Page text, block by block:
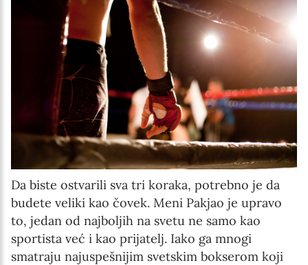
Da biste ostvarili sva tri koraka, potrebno je da
budete veliki kao čovek. Meni Pakjao je upravo
to, jedan od najboljih na svetu ne samo kao
sportista već i kao prijatelj. Iako ga mnogi
smatraju najuspešnijim svetskim bokserom koji